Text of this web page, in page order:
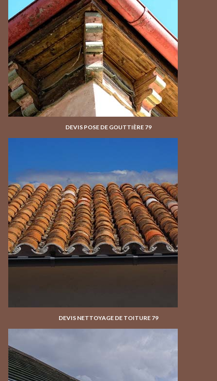
DEVIS POSE DE GOUTTIÈRE 79
DEVIS NETTOYAGE DE TOITURE 79